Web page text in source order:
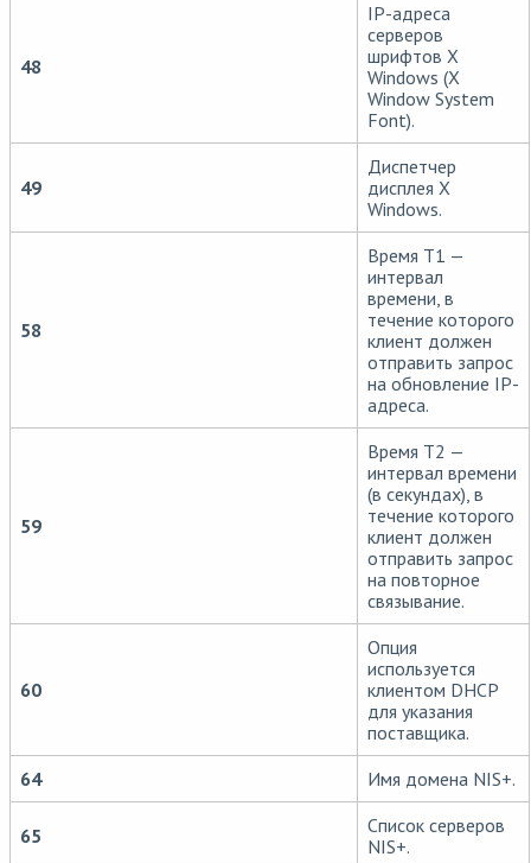
48
IP-адреса
серверов
шрифтов X
Windows (X
Window System
Font).
49
Диспетчер
дисплея X
Windows.
58
Время Т1 —
интервал
времени, в
течение которого
клиент должен
отправить запрос
на обновление IP-
адреса.
59
Время Т2 —
интервал времени
(в секундах), в
течение которого
клиент должен
отправить запрос
на повторное
связывание.
60
Опция
используется
клиентом DHCP
для указания
поставщика.
64
Имя домена NIS+.
65
Список серверов
NIS+.